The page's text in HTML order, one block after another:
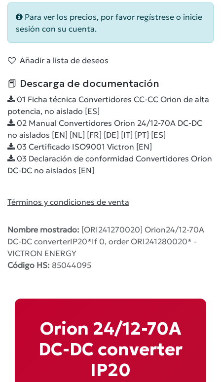
Para ver los precios, por favor regístrese o inicie
sesión con su cuenta.
Añadir a lista de deseos
📕 Descarga de documentación
01 Ficha técnica Convertidores CC-CC Orion de alta
potencia, no aislado [ES]
02 Manual Convertidores Orion 24/12-70A DC-DC
no aislados [EN] [NL] [FR] [DE] [IT] [PT] [ES]
03 Certificado ISO9001 Victron [EN]
03 Declaración de conformidad Convertidores Orion
DC-DC no aislados [EN]
Términos y condiciones de venta
Nombre mostrado: [ORI241270020] Orion24/12-70A
DC-DC converterIP20*If 0, order ORI241280020* -
VICTRON ENERGY
Código HS: 85044095
Orion 24/12-70A
DC-DC converter
IP20